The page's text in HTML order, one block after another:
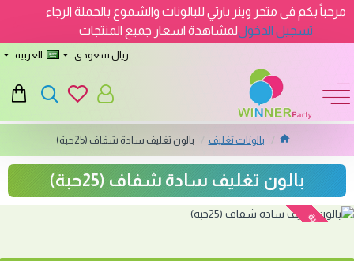
مرحباً بكم فى متجر وينر بارتي للبالونات والشموع بالجملة الرجاء
تسجيل الدخوللمشاهدة اسعار جميع المنتجات
ريال سعودى العربيه
بالونات تغليف بالون تغليف سادة شفاف (25حبة)
بالون تغليف سادة شفاف (25حبة)
نفدت الكمية